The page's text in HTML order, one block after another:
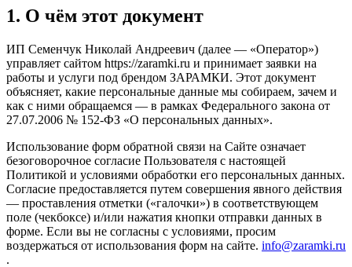
1. О чём этот документ
ИП Семенчук Николай Андреевич (далее — «Оператор»)
управляет сайтом https://zaramki.ru и принимает заявки на
работы и услуги под брендом ЗАРАМКИ. Этот документ
объясняет, какие персональные данные мы собираем, зачем и
как с ними обращаемся — в рамках Федерального закона от
27.07.2006 № 152-ФЗ «О персональных данных».
Использование форм обратной связи на Сайте означает
безоговорочное согласие Пользователя с настоящей
Политикой и условиями обработки его персональных данных.
Согласие предоставляется путем совершения явного действия
— проставления отметки («галочки») в соответствующем
поле (чекбоксе) и/или нажатия кнопки отправки данных в
форме. Если вы не согласны с условиями, просим
воздержаться от использования форм на сайте. info@zaramki.ru
.